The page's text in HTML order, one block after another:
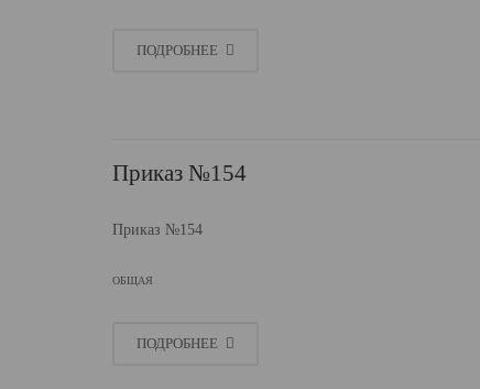
ПОДРОБНЕЕ
Приказ №154
Приказ №154
ОБЩАЯ
ПОДРОБНЕЕ